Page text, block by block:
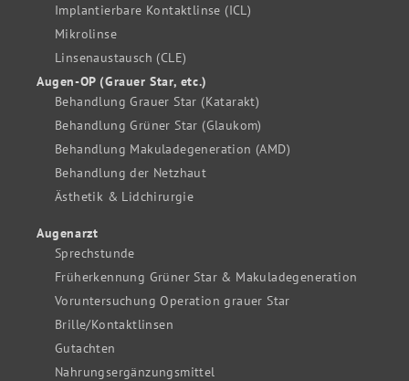
Implantierbare Kontaktlinse (ICL)
Mikrolinse
Linsenaustausch (CLE)
Augen-OP (Grauer Star, etc.)
Behandlung Grauer Star (Katarakt)
Behandlung Grüner Star (Glaukom)
Behandlung Makuladegeneration (AMD)
Behandlung der Netzhaut
Ästhetik & Lidchirurgie
Augenarzt
Sprechstunde
Früherkennung Grüner Star & Makuladegeneration
Voruntersuchung Operation grauer Star
Brille/Kontaktlinsen
Gutachten
Nahrungsergänzungsmittel